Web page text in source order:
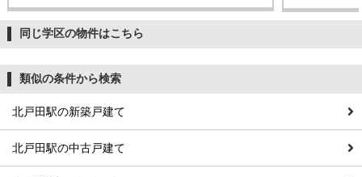
同じ学区の物件はこちら
類似の条件から検索
北戸田駅の新築戸建て
北戸田駅の中古戸建て